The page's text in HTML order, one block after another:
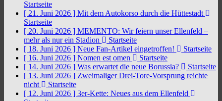
Startseite
[ 21. Juni 2026 ] Mit dem Autokorso durch die Hüttestadt
Startseite
[ 20. Juni 2026 ] MEMENTO: Wir feiern unser Ellenfeld –
mehr als nur ein Stadion
Startseite
[ 18. Juni 2026 ] Neue Fan-Artikel eingetroffen!
Startseite
[ 16. Juni 2026 ] Nomen est omen
Startseite
[ 14. Juni 2026 ] Was erwartet die neue Borussia?
Startseite
[ 13. Juni 2026 ] Zweimaliger Drei-Tore-Vorsprung reichte
nicht
Startseite
[ 12. Juni 2026 ] 3er-Kette: Neues aus dem Ellenfeld